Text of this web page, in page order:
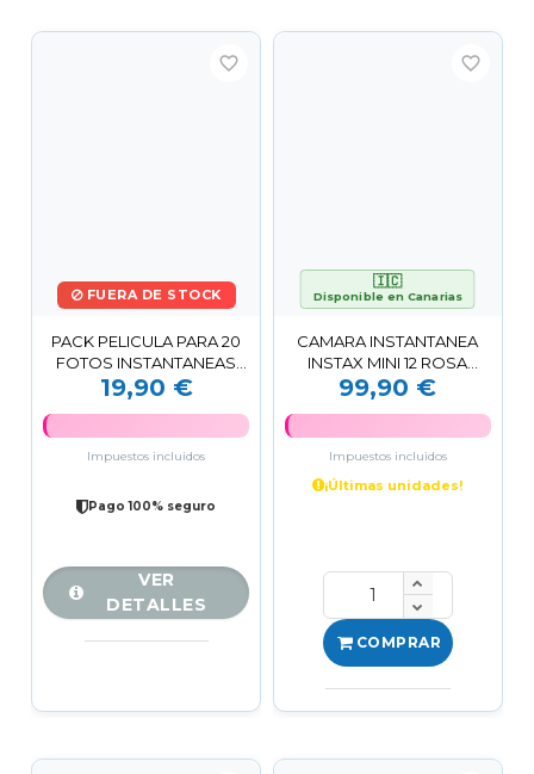
FUERA DE STOCK
favorite_border
PACK PELICULA PARA 20
FOTOS INSTANTANEAS
INSTAX MINI FUJIFILM
19,90 €
Impuestos incluidos
Pago 100% seguro
VER
DETALLES
🇮🇨
Disponible en Canarias
favorite_border
CAMARA INSTANTANEA
INSTAX MINI 12 ROSA
FUJIFILM
99,90 €
Impuestos incluidos
¡Últimas unidades!
COMPRAR